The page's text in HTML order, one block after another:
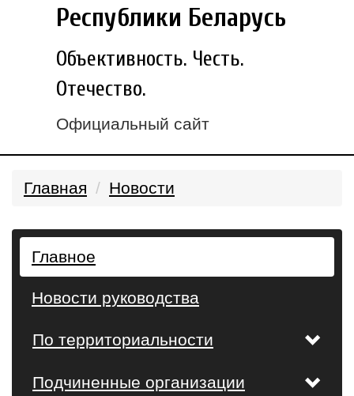
Республики Беларусь
Объективность. Честь.
Отечество.
Официальный сайт
Главная Новости
Главное
Новости руководства
По территориальности
Подчиненные организации